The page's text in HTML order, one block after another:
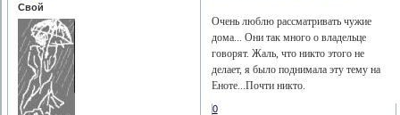
Свой
Очень люблю рассматривать чужие
дома... Они так много о владельце
говорят. Жаль, что никто этого не
делает, я было поднимала эту тему на
Еноте...Почти никто.
0